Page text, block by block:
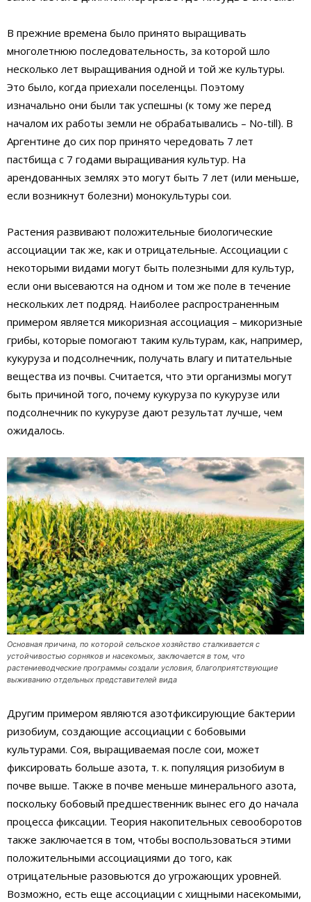
В прежние времена было принято выращивать
многолетнюю последовательность, за которой шло
несколько лет выращивания одной и той же культуры.
Это было, когда приехали поселенцы. Поэтому
изначально они были так успешны (к тому же перед
началом их работы земли не обрабатывались – No-till). В
Аргентине до сих пор принято чередовать 7 лет
пастбища с 7 годами выращивания культур. На
арендованных землях это могут быть 7 лет (или меньше,
если возникнут болезни) монокультуры сои.
Растения развивают положительные биологические
ассоциации так же, как и отрицательные. Ассоциации с
некоторыми видами могут быть полезными для культур,
если они высеваются на одном и том же поле в течение
нескольких лет подряд. Наиболее распространенным
примером является микоризная ассоциация – микоризные
грибы, которые помогают таким культурам, как, например,
кукуруза и подсолнечник, получать влагу и питательные
вещества из почвы. Считается, что эти организмы могут
быть причиной того, почему кукуруза по кукурузе или
подсолнечник по кукурузе дают результат лучше, чем
ожидалось.
Основная причина, по которой сельское хозяйство сталкивается с
устойчивостью сорняков и насекомых, заключается в том, что
растениеводческие программы создали условия, благоприятствующие
выживанию отдельных представителей вида
Другим примером являются азотфиксирующие бактерии
ризобиум, создающие ассоциации с бобовыми
культурами. Соя, выращиваемая после сои, может
фиксировать больше азота, т. к. популяция ризобиум в
почве выше. Также в почве меньше минерального азота,
поскольку бобовый предшественник вынес его до начала
процесса фиксации. Теория накопительных севооборотов
также заключается в том, чтобы воспользоваться этими
положительными ассоциациями до того, как
отрицательные разовьются до угрожающих уровней.
Возможно, есть еще ассоциации с хищными насекомыми,